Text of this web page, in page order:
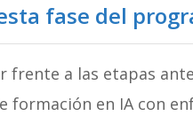
fase del
frente a las etapas
formación en IA con